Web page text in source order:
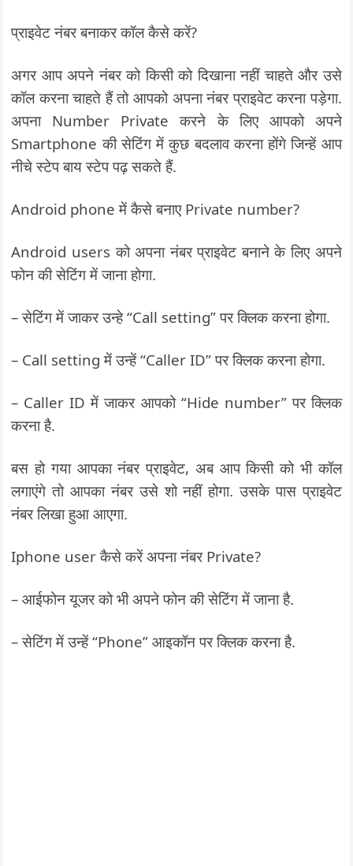
प्राइवेट नंबर बनाकर कॉल कैसे करें?
अगर आप अपने नंबर को किसी को दिखाना नहीं चाहते और उसे
कॉल करना चाहते हैं तो आपको अपना नंबर प्राइवेट करना पड़ेगा.
अपना Number Private करने के लिए आपको अपने
Smartphone की सेटिंग में कुछ बदलाव करना होंगे जिन्हें आप
नीचे स्टेप बाय स्टेप पढ़ सकते हैं.
Android phone में कैसे बनाए Private number?
Android users को अपना नंबर प्राइवेट बनाने के लिए अपने
फोन की सेटिंग में जाना होगा.
– सेटिंग में जाकर उन्हे “Call setting” पर क्लिक करना होगा.
– Call setting में उन्हें “Caller ID” पर क्लिक करना होगा.
– Caller ID में जाकर आपको “Hide number” पर क्लिक
करना है.
बस हो गया आपका नंबर प्राइवेट, अब आप किसी को भी कॉल
लगाएंगे तो आपका नंबर उसे शो नहीं होगा. उसके पास प्राइवेट
नंबर लिखा हुआ आएगा.
Iphone user कैसे करें अपना नंबर Private?
– आईफोन यूजर को भी अपने फोन की सेटिंग में जाना है.
– सेटिंग में उन्हें “Phone” आइकॉन पर क्लिक करना है.